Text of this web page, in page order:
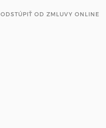
ODSTÚPIŤ OD ZMLUVY ONLINE